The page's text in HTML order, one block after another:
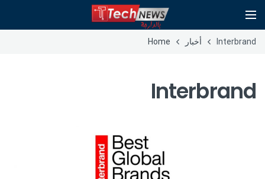
Interbrand أخبار Home
Interbrand